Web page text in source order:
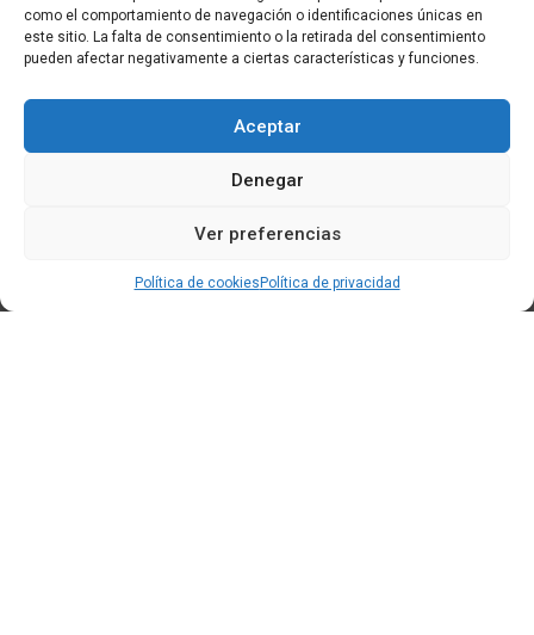
como el comportamiento de navegación o identificaciones únicas en
este sitio. La falta de consentimiento o la retirada del consentimiento
pueden afectar negativamente a ciertas características y funciones.
Aceptar
Denegar
Ver preferencias
Política de cookies Política de privacidad